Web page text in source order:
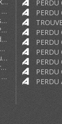
Soeur Marie des Neiges Bénédictine => Nous venons de trouver un chat semblable au vôtre. Sa photo est sur p
MARTINE ANDRIEUX => Bonjour a tous Victimes Je me suis fait arnaquer et je vous raconte do
OFFRE DE PRÊT ENTRE => OFFRE DE PRÊT ENTRE PARTICULIER SÉRIEUX EN 72H A 0 80 EN FRANCE FR
Offre de Pret Sérieux => Offre de Pret Sérieux et Rapide 24H;72h;2 9 particulier.ch particul
Belgique.BE OFFRE DE PRËT => Belgique.BE OFFRE DE PRËT ENTRE PARTICULIER Très sérieux et rapide
loans => Do you need a loan are you in debts did your bank say no We offer pers